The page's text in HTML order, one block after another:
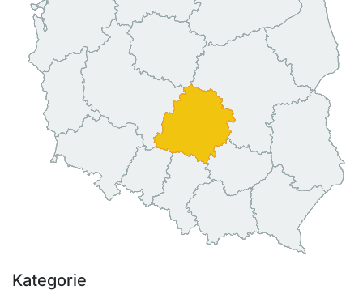
Kategorie